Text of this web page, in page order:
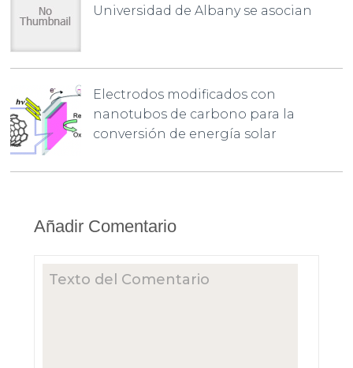
Universidad de Albany se asocian
Electrodos modificados con
nanotubos de carbono para la
conversión de energía solar
Añadir Comentario